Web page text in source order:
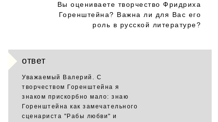
Вы оцениваете творчество Фридриха
Горенштейна? Важна ли для Вас его
роль в русской литературе?
ответ
Уважаемый Валерий. С
творчеством Горенштейна я
знаком прискорбно мало: знаю
Горенштейна как замечательного
сценариста "Рабы любви" и